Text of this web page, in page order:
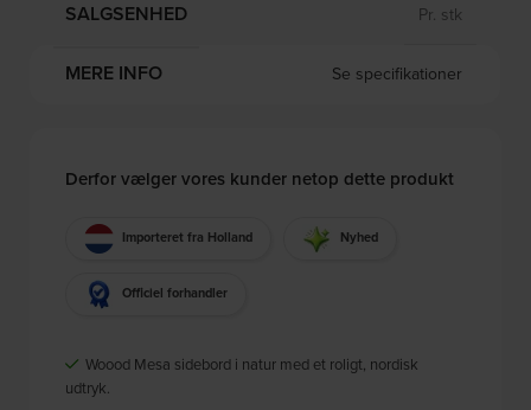
SALGSENHED Pr. stk
MERE INFO Se specifikationer
Derfor vælger vores kunder netop dette produkt
Importeret fra Holland Nyhed
Officiel forhandler
Woood Mesa sidebord i natur med et roligt, nordisk
udtryk.